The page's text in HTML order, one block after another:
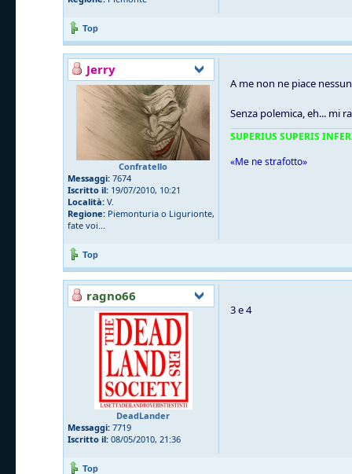
Top
Jerry
Confratello
Messaggi: 7674
Iscritto il: 19/07/2010, 10:21
Località: V.
Regione: Piemonturia o Ligurionte,
fate voi...
A me non ne piace
Senza polemica, eh... mi
SUPERIUS SUPERIS
«Me ne strafotto»
Top
ragno66
DeadLander
Messaggi: 7719
Iscritto il: 08/05/2010, 21:36
3 e 4
Top